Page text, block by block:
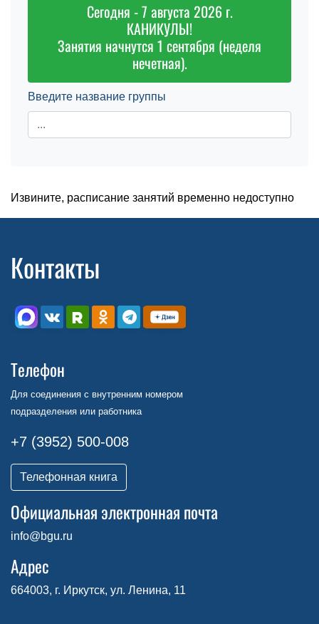
Сегодня - 7 августа 2026 г.
КАНИКУЛЫ!
Занятия начнутся 1 сентября (неделя
нечетная).
Введите название группы
Извините, расписание занятий временно недоступно
Контакты
Телефон
Для соединения с внутренним номером
подразделения или работника
+7 (3952) 500-008
Телефонная книга
Официальная электронная почта
info@bgu.ru
Адрес
664003, г. Иркутск, ул. Ленина, 11